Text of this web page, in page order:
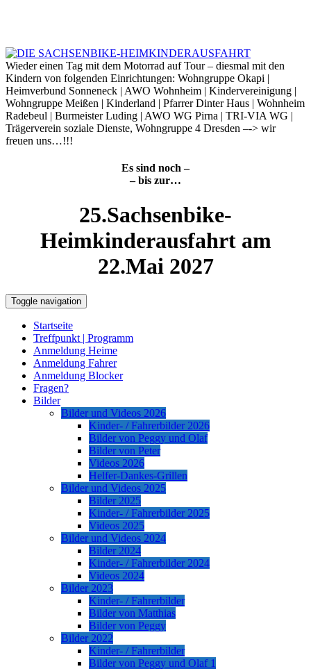
Wieder einen Tag mit dem Motorrad auf Tour – diesmal mit den
Kindern von folgenden Einrichtungen: Wohngruppe Okapi |
Heimverbund Sonneneck | AWO Wohnheim | Kindervereinigung |
Wohngruppe Meißen | Kinderland | Pfarrer Dinter Haus | Wohnheim
Radebeul | Burmeister Luding | AWO WG Pirna | TRI-VIA WG |
Trägerverein soziale Dienste, Wohngruppe 4 Dresden –-> wir
freuen uns…!!!
Es sind noch –
– bis zur…
25.Sachsenbike-
Heimkinderausfahrt am
22.Mai 2027
Toggle navigation
Startseite
Treffpunkt | Programm
Anmeldung Heime
Anmeldung Fahrer
Anmeldung Blocker
Fragen?
Bilder
Bilder und Videos 2026
Kinder- / Fahrerbilder 2026
Bilder von Peggy und Olaf
Bilder von Peter
Videos 2026
Helfer-Dankes-Grillen
Bilder und Videos 2025
Bilder 2025
Kinder- / Fahrerbilder 2025
Videos 2025
Bilder und Videos 2024
Bilder 2024
Kinder- / Fahrerbilder 2024
Videos 2024
Bilder 2023
Kinder- / Fahrerbilder
Bilder von Matthias
Bilder von Peggy
Bilder 2022
Kinder- / Fahrerbilder
Bilder von Peggy und Olaf 1